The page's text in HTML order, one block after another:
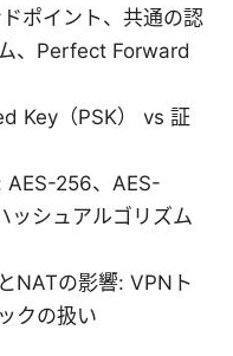
ポイント、共通の認
、Perfect Forward
Key（PSK） vs 証
AES-256、AES-
ッシュアルゴリズム
NATの影響: VPNト
クの扱い